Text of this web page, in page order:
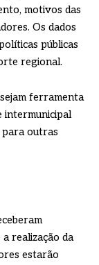
motivos das
Os dados
públicas
regional.
ferramenta
intermunicipal
para outras
realização da
estarão